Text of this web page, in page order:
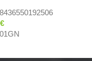
8436550192506
€
01GN